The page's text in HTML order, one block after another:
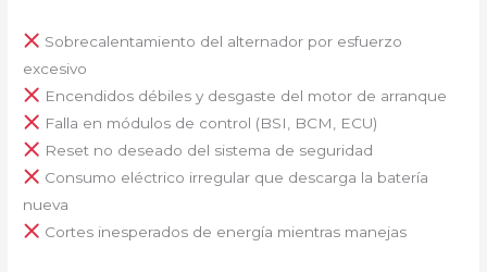
Sobrecalentamiento del alternador por esfuerzo
excesivo
Encendidos débiles y desgaste del motor de arranque
Falla en módulos de control (BSI, BCM, ECU)
Reset no deseado del sistema de seguridad
Consumo eléctrico irregular que descarga la batería
nueva
Cortes inesperados de energía mientras manejas